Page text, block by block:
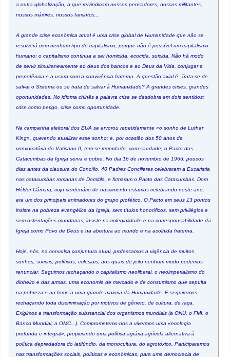
a outra globalização, a que reivindicam nossos pensadores, nossos militantes,
nossos mártires, nossos famintos...
A grande crise econômica atual é uma crise global de Humanidade que não se
resolverá com nenhum tipo de capitalismo, porque não é possível um capitalismo
humano; o capitalismo continua a ser homicida, ecocida, suicida. Não há modo
de servir simultaneamente ao deus dos bancos e ao Deus da Vida, conjugar a
prepotência e a usura com a convivência fraterna. A questão axial é: Trata-se de
salvar o Sistema ou se trata de salvar à Humanidade? A grandes crises, grandes
oportunidades. No idioma chinês a palavra crise se desdobra em dois sentidos:
crise como perigo, crise como oportunidade.
Na campanha eleitoral dos EUA se arvorou repetidamente «o sonho de Luther
King», querendo atualizar esse sonho; e, por ocasião dos 50 anos da
convocatória do Vaticano II, tem-se recordado, com saudade, o Pacto das
Catacumbas da Igreja serva e pobre. No dia 16 de novembro de 1965, poucos
dias antes da clausura do Concílio, 40 Padres Conciliares celebraram a Eucaristia
nas catacumbas romanas de Domitila, e firmaram o Pacto das Catacumbas. Dom
Hélder Câmara, cujo centenário de nascimento estamos celebrando neste ano,
era um dos principais animadores do grupo profético. O Pacto em seus 13 pontos
insiste na pobreza evangélica da Igreja, sem títulos honoríficos, sem privilégios e
sem ostentações mundanas; insiste na colegialidade e na corresponsabilidade da
Igreja como Povo de Deus e na abertura ao mundo e na acolhida fraterna.
Hoje, nós, na convulsa conjuntura atual, professamos a vigência de muitos
sonhos, sociais, políticos, eclesiais, aos quais de jeito nenhum modo podemos
renunciar. Seguimos rechaçando o capitalismo neoliberal, o neoimperialismo do
dinheiro e das armas, uma economia de mercado e de consumismo que sepulta
na pobreza e na fome a uma grande maioria da Humanidade. E seguiremos
rechaçando toda discriminação por motivos de gênero, de cultura, de raça.
Exigimos a transformação substancial dos organismos mundiais (a ONU, o FMI, o
Banco Mundial, a OMC...). Comprometemo-nos a vivermos uma «ecologia
profunda e integral», propiciando uma política agrária-agrícola alternativa à
política depredadora do latifúndio, da monocultura, do agrotóxico. Participaremos
nas transformações sociais, políticas e econômicas, para uma democracia de